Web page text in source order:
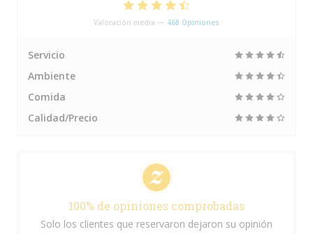
Valoración media — 468 Opiniones
Servicio
Ambiente
Comida
Calidad/Precio
100% de opiniones comprobadas
Solo los clientes que reservaron dejaron su opinión